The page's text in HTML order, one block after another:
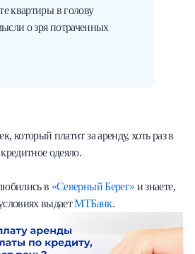
квартиры в голову
о зря потраченных
который платит за аренду, хоть раз в
одеяло.
в «Северный Берег» и знаете,
выдаетМТБанк.